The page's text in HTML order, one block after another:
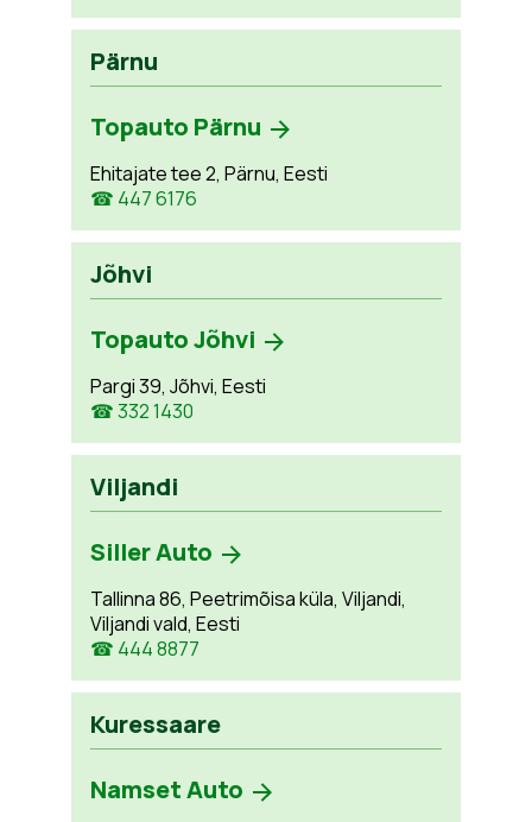
Pärnu
Topauto Pärnu
Ehitajate tee 2, Pärnu, Eesti
☎ 447 6176
Jõhvi
Topauto Jõhvi
Pargi 39, Jõhvi, Eesti
☎ 332 1430
Viljandi
Siller Auto
Tallinna 86, Peetrimõisa küla, Viljandi,
Viljandi vald, Eesti
☎ 444 8877
Kuressaare
Namset Auto